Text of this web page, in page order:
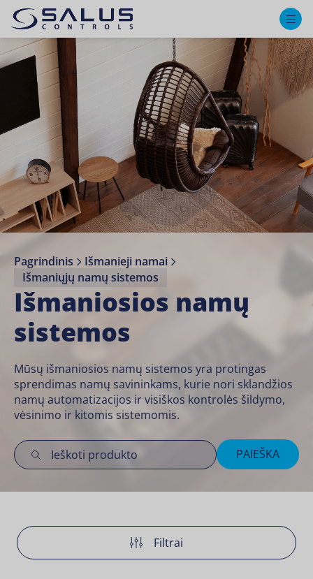
Pagrindinis
Išmanieji namai
Išmaniųjų namų sistemos
Išmaniosios namų
sistemos
Mūsų išmaniosios namų sistemos yra protingas
sprendimas namų savininkams, kurie nori sklandžios
namų automatizacijos ir visiškos kontrolės šildymo,
vėsinimo ir kitomis sistemomis.
PAIEŠKA
Filtrai